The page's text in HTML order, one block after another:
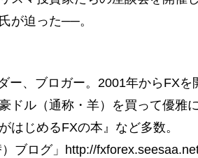
が迫った──。
ー、ブロガー。2001年からFXを
ドル（通称・羊）を買って優雅
はじめるFXの本』など多数。
ブログ」http://